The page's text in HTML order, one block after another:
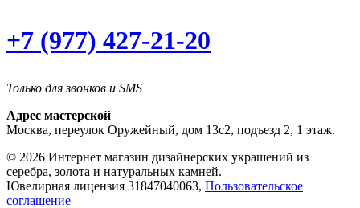
+7 (977) 427-21-20
Только для звонков и SMS
Адрес мастерской
Москва, переулок Оружейный, дом 13с2, подъезд 2, 1 этаж.
© 2026 Интернет магазин дизайнерских украшений из
серебра, золота и натуральных камней.
Ювелирная лицензия 31847040063, Пользовательское
соглашение